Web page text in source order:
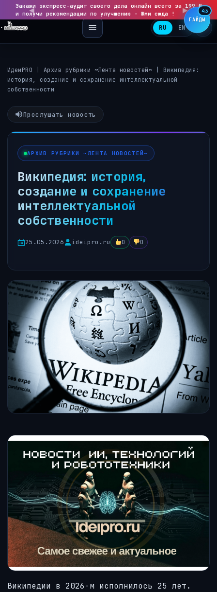
◀
Закажи экспресс-аудит своего дела онлайн всего за 199 ₽
и получи рекомендации по улучшению - Жми сюда !
▶
RU EN
ИдеиPRO Архив рубрики ~Лента новостей~
Википедия:
история, создание и сохранение интеллектуальной
собственности
Прослушать новость
АРХИВ РУБРИКИ ~ЛЕНТА НОВОСТЕЙ~
Википедия: история,
создание и сохранение
интеллектуальной
собственности
25.05.2026 ideipro.ru 0 0
Википедии в 2026-м исполнилось 25 лет.
ГАЙДЫ
43